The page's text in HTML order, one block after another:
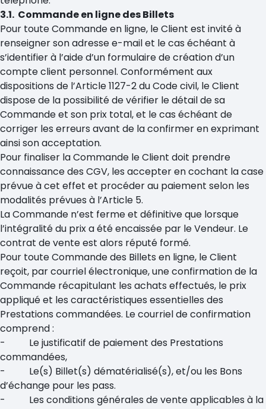
3.1. Commande en ligne des Billets
Pour toute Commande en ligne, le Client est invité à
renseigner son adresse e-mail et le cas échéant à
s’identifier à l’aide d’un formulaire de création d’un
compte client personnel. Conformément aux
dispositions de l’Article 1127-2 du Code civil, le Client
dispose de la possibilité de vérifier le détail de sa
Commande et son prix total, et le cas échéant de
corriger les erreurs avant de la confirmer en exprimant
ainsi son acceptation.
Pour finaliser la Commande le Client doit prendre
connaissance des CGV, les accepter en cochant la case
prévue à cet effet et procéder au paiement selon les
modalités prévues à l’Article 5.
La Commande n’est ferme et définitive que lorsque
l’intégralité du prix a été encaissée par le Vendeur. Le
contrat de vente est alors réputé formé.
Pour toute Commande des Billets en ligne, le Client
reçoit, par courriel électronique, une confirmation de la
Commande récapitulant les achats effectués, le prix
appliqué et les caractéristiques essentielles des
Prestations commandées. Le courriel de confirmation
comprend :
- Le justificatif de paiement des Prestations
commandées,
- Le(s) Billet(s) dématérialisé(s), et/ou les Bons
d’échange pour les pass.
- Les conditions générales de vente applicables à la